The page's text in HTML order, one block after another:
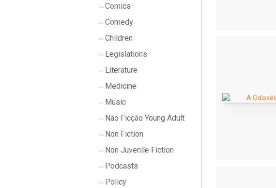
Comics
Comedy
Children
Legislations
Literature
Medicine
Music
Não Ficção Young Adult
Non Fiction
Non Juvenile Fiction
Podcasts
Policy